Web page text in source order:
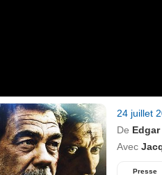
24 juillet
De
Avec
Presse